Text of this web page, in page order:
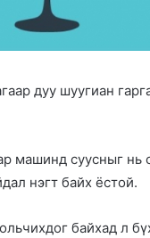
дуу шуугиан
машинд суусныг
нэгт байх ёстой.
байхад л